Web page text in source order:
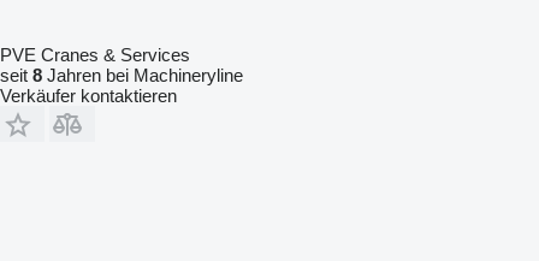
PVE Cranes & Services
seit 8 Jahren bei Machineryline
Verkäufer kontaktieren